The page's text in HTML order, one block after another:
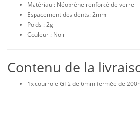
Matériau : Néoprène renforcé de verre
Espacement des dents: 2mm
Poids : 2g
Couleur : Noir
Contenu de la
1x courroie GT2 de 6mm fermée de